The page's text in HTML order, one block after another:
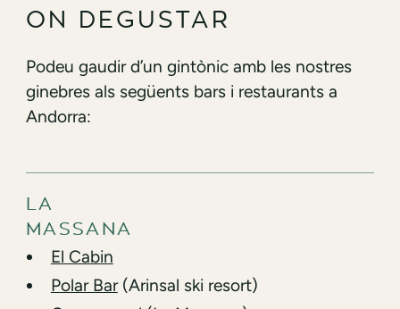
ON DEGUSTAR
Podeu gaudir d’un gintònic amb les nostres
ginebres als següents bars i restaurants a
Andorra:
LA
MASSANA
El Cabin
Polar Bar(Arinsal ski resort)